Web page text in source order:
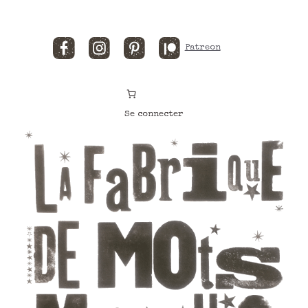
FacebookInstagramPinterestPatreon
Se connecter